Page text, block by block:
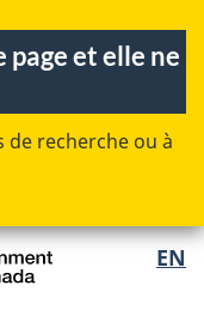
et elle ne
de recherche ou à
EN